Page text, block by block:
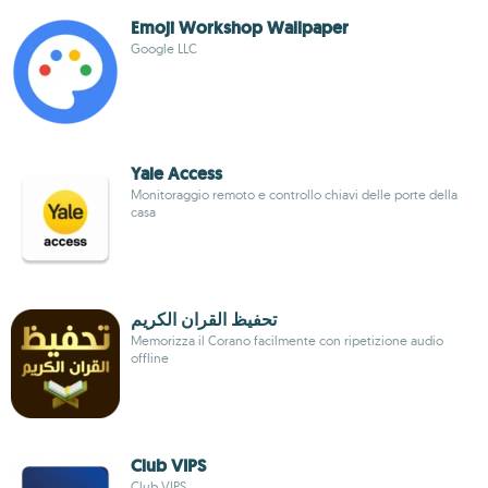
Emoji Workshop Wallpaper
Google LLC
Yale Access
Monitoraggio remoto e controllo chiavi delle porte della
casa
تحفيظ القران الكريم
Memorizza il Corano facilmente con ripetizione audio
offline
Club VIPS